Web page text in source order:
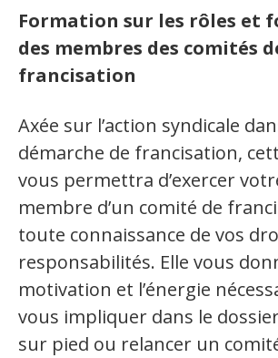
Langue du travail
Recueil de bonnes pratiques
Secteurs d'activité
Hébergement et restauration
Plastiques et composites
Télécommunications
Formation sur les rôles et
des membres des comités
francisation
Axée sur l’action syndicale
démarche de francisation,
vous permettra d’exercer
membre d’un comité de
toute connaissance de vos
responsabilités. Elle vous
motivation et l’énergie
vous impliquer dans le
sur pied ou relancer un